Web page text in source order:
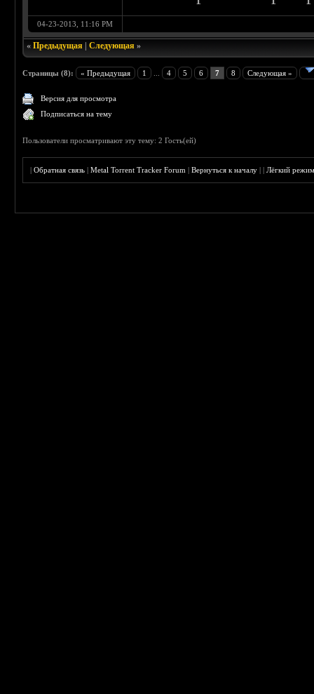
04-23-2013, 11:16 PM
«Предыдущая |Следующая »
Страницы (8): « Предыдущая 1 4 5 6 7 8 Следующая »
Версия для просмотра
Подписаться на тему
Пользователи просматривают эту тему: 2 Гость(ей)
|Обратная связь |Metal Torrent Tracker Forum |Вернуться к началу ||Лёгкий